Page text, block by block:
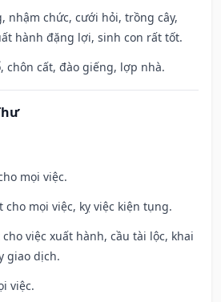
nhậm chức, cưới hỏi, trồng cây,
hành đặng lợi, sinh con rất tốt.
chôn cất, đào giếng, lợp nhà.
mọi việc.
cho mọi việc, kỵ việc kiện tụng.
việc xuất hành, cầu tài lộc, khai
giao dịch.
việc.